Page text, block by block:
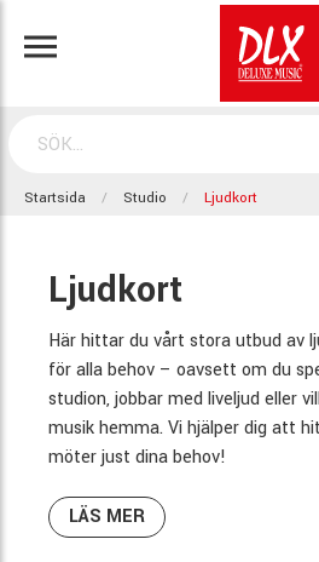
Startsida Studio Ljudkort
Ljudkort
Här hittar du vårt stora utbud av
för alla behov – oavsett om du
studion, jobbar med liveljud eller
musik hemma. Vi hjälper dig att
möter just dina behov!
LÄS MER